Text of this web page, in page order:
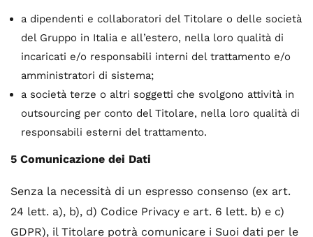
a dipendenti e collaboratori del Titolare o delle società
del Gruppo in Italia e all’estero, nella loro qualità di
incaricati e/o responsabili interni del trattamento e/o
amministratori di sistema;
a società terze o altri soggetti che svolgono attività in
outsourcing per conto del Titolare, nella loro qualità di
responsabili esterni del trattamento.
5 Comunicazione dei Dati
Senza la necessità di un espresso consenso (ex art.
24 lett. a), b), d) Codice Privacy e art. 6 lett. b) e c)
GDPR), il Titolare potrà comunicare i Suoi dati per le